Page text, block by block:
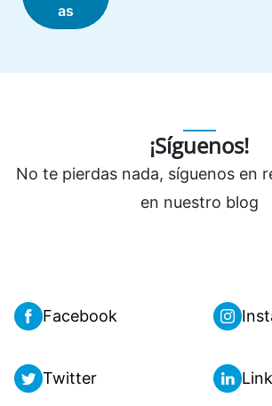
as
¡Síguenos!
No te pierdas nada, síguenos en
en nuestro blog
Facebook
Twitter